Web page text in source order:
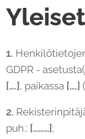
1.
GDPR -
[….] , paikassa [….]
2.
puh.: [………] ;